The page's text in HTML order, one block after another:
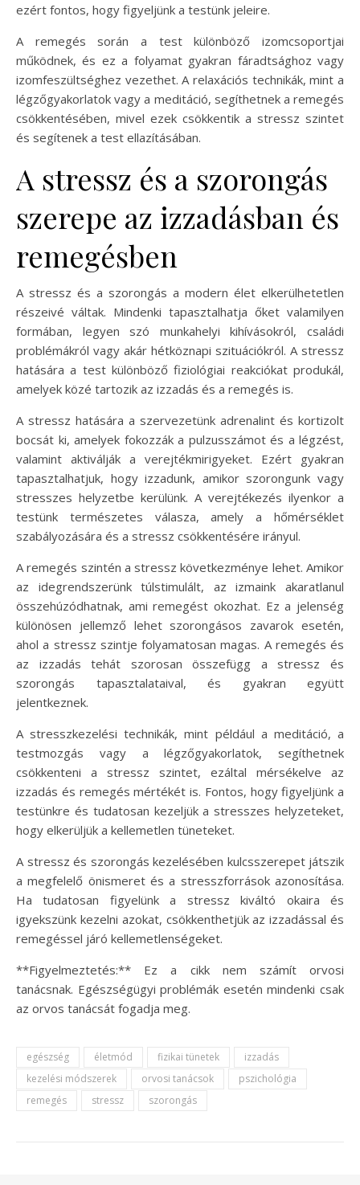
ezért fontos, hogy figyeljünk a testünk jeleire.
A remegés során a test különböző izomcsoportjai
működnek, és ez a folyamat gyakran fáradtsághoz vagy
izomfeszültséghez vezethet. A relaxációs technikák, mint a
légzőgyakorlatok vagy a meditáció, segíthetnek a remegés
csökkentésében, mivel ezek csökkentik a stressz szintet
és segítenek a test ellazításában.
A stressz és a szorongás
szerepe az izzadásban és
remegésben
A stressz és a szorongás a modern élet elkerülhetetlen
részeivé váltak. Mindenki tapasztalhatja őket valamilyen
formában, legyen szó munkahelyi kihívásokról, családi
problémákról vagy akár hétköznapi szituációkról. A stressz
hatására a test különböző fiziológiai reakciókat produkál,
amelyek közé tartozik az izzadás és a remegés is.
A stressz hatására a szervezetünk adrenalint és kortizolt
bocsát ki, amelyek fokozzák a pulzusszámot és a légzést,
valamint aktiválják a verejtékmirigyeket. Ezért gyakran
tapasztalhatjuk, hogy izzadunk, amikor szorongunk vagy
stresszes helyzetbe kerülünk. A verejtékezés ilyenkor a
testünk természetes válasza, amely a hőmérséklet
szabályozására és a stressz csökkentésére irányul.
A remegés szintén a stressz következménye lehet. Amikor
az idegrendszerünk túlstimulált, az izmaink akaratlanul
összehúzódhatnak, ami remegést okozhat. Ez a jelenség
különösen jellemző lehet szorongásos zavarok esetén,
ahol a stressz szintje folyamatosan magas. A remegés és
az izzadás tehát szorosan összefügg a stressz és
szorongás tapasztalataival, és gyakran együtt
jelentkeznek.
A stresszkezelési technikák, mint például a meditáció, a
testmozgás vagy a légzőgyakorlatok, segíthetnek
csökkenteni a stressz szintet, ezáltal mérsékelve az
izzadás és remegés mértékét is. Fontos, hogy figyeljünk a
testünkre és tudatosan kezeljük a stresszes helyzeteket,
hogy elkerüljük a kellemetlen tüneteket.
A stressz és szorongás kezelésében kulcsszerepet játszik
a megfelelő önismeret és a stresszforrások azonosítása.
Ha tudatosan figyelünk a stressz kiváltó okaira és
igyekszünk kezelni azokat, csökkenthetjük az izzadással és
remegéssel járó kellemetlenségeket.
**Figyelmeztetés:** Ez a cikk nem számít orvosi
tanácsnak. Egészségügyi problémák esetén mindenki csak
az orvos tanácsát fogadja meg.
egészség életmód fizikai tünetek
izzadás
kezelési módszerek
orvosi tanácsok
pszichológia
remegés
stressz szorongás